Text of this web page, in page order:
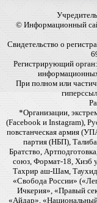
© Информационный
Свидетельство о
Регистрирующий
При полном или
*Организации,
(Facebook и Instagram),
повстанческая армия
партия (НБП),
Братство,
союз, Формат-18, Хизб
Тахрир аш-Шам, Таухид
«Свобода России»
Ичкерия», «Правый
«Айдар»,